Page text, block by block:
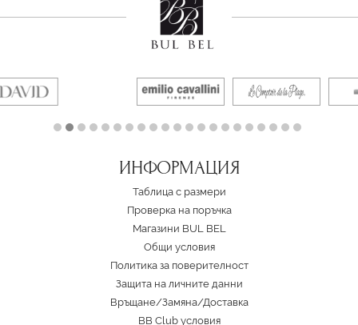
ИНФОРМАЦИЯ
Таблица с размери
Проверка на поръчка
Магазини BUL BEL
Oбщи условия
Политика за поверителност
Защита на личните данни
Връщане/Замяна/Доставка
BB Club условия